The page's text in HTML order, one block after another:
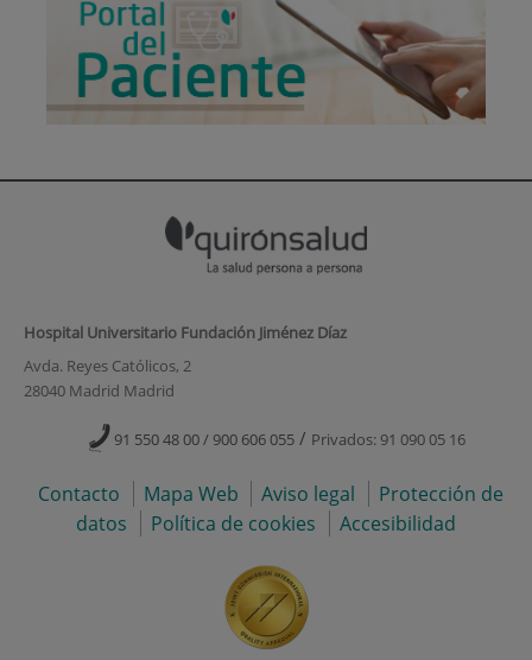
Hospital Universitario Fundación Jiménez Díaz
Avda. Reyes Católicos, 2
28040 Madrid Madrid
91 550 48 00 / 900 606 055 / Privados: 91 090 05 16
Contacto Mapa Web Aviso legal
Protección de
datos
Política de cookies Accesibilidad